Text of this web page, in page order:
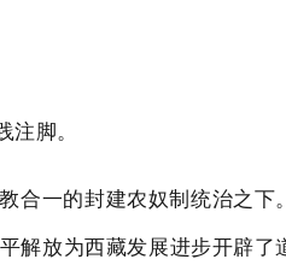
脚。
合一的封建农奴制统治之下。
解放为西藏发展进步开辟了